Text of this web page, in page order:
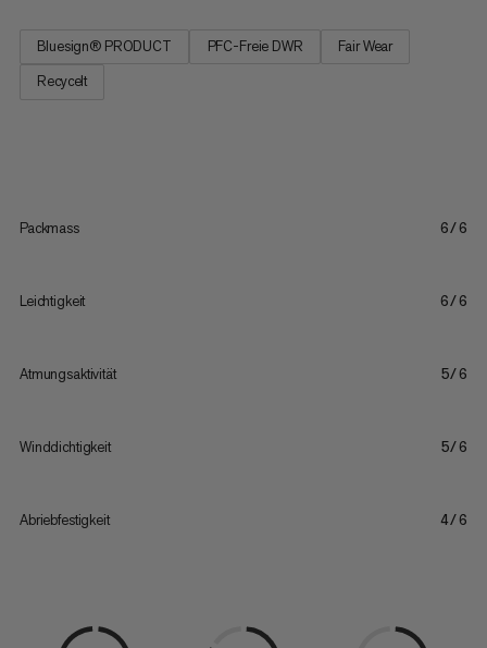
Bluesign® PRODUCT PFC-Freie DWR
Fair Wear
Recycelt
Packmass 6/6
Leichtigkeit 6/6
Atmungsaktivität 5/6
Winddichtigkeit 5/6
Abriebfestigkeit 4/6